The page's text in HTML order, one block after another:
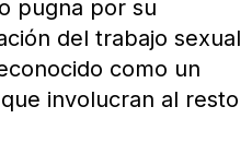
pugna por su
del trabajo sexual
como un
involucran al resto